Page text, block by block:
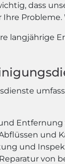
dass
langjährige
Entfernung
und
und
von